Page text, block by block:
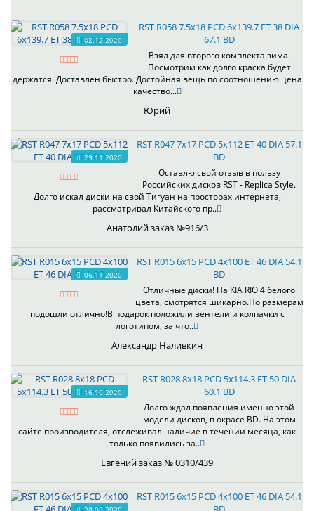
02.12.2020
RST R058 7.5x18 PCD 6x139.7 ET 38 DIA
67.1 BD
Взял для второго комплекта зима.
Посмотрим как долго краска будет
держатся. Доставлен быстро. Достойная вещь по соотношению цена
качество...
Юрий
29.11.2020
RST R047 7x17 PCD 5x112 ET 40 DIA 57.1
BD
Оставлю свой отзыв в пользу
Российских дисков RST - Replica Style.
Долго искал диски на свой Тигуан на просторах интернета,
рассматривал Китайского пр..
Анатолий заказ №916/3
06.11.2020
RST R015 6x15 PCD 4x100 ET 46 DIA 54.1
BD
Отличные диски! На KIA RIO 4 белого
цвета, смотрятся шикарно.По размерам
подошли отлично!В подарок положили вентели и колпачки с
логотипом, за что..
Александр Наливкин
16.10.2020
RST R028 8x18 PCD 5x114.3 ET 50 DIA
60.1 BD
Долго ждал появления именно этой
модели дисков, в окрасе BD. На этом
сайте производителя, отслеживал наличие в течении месяца, как
только появились за..
Евгений заказ № 0310/439
RST R015 6x15 PCD 4x100 ET 46 DIA 54.1